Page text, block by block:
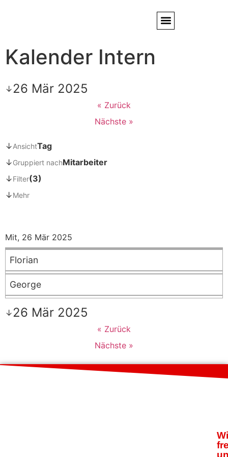
Kalender Intern
↓26 Mär 2025
« Zurück
Nächste »
↓AnsichtTag
↓Gruppiert nachMitarbeiter
↓Filter(3)
↓Mehr
Mit, 26 Mär 2025
Florian
George
↓26 Mär 2025
« Zurück
Nächste »